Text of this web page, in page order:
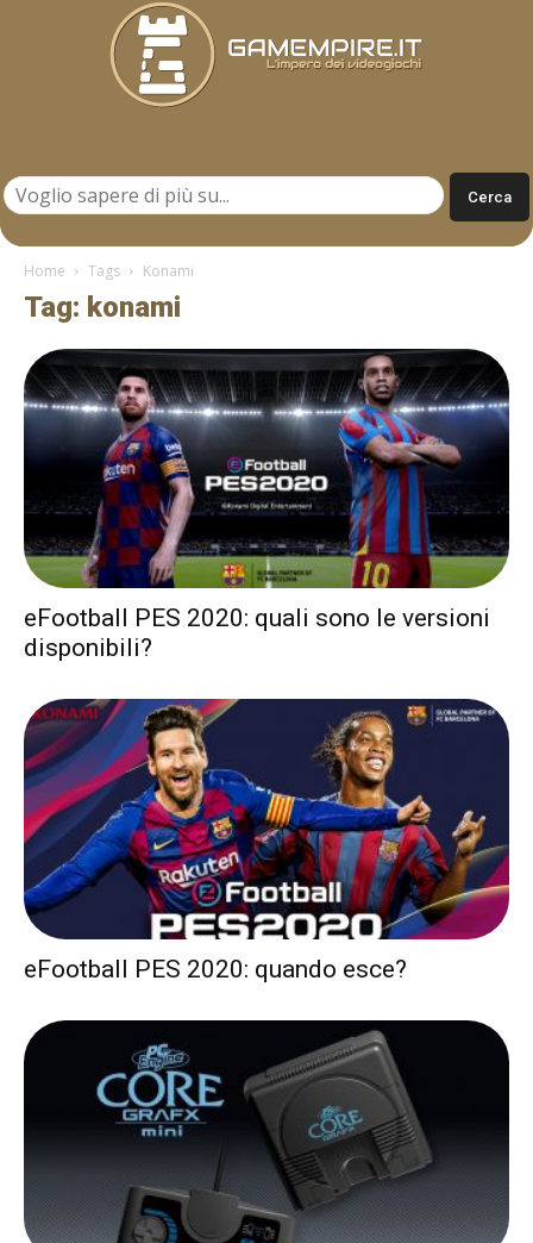
Home Tags Konami
Tag: konami
eFootball PES 2020: quali sono le versioni
disponibili?
eFootball PES 2020: quando esce?